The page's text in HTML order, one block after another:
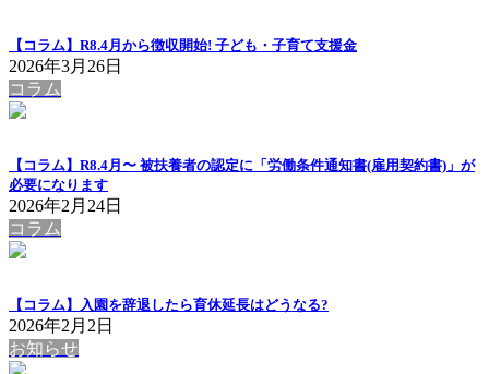
【コラム】R8.4月から徴収開始! 子ども・子育て支援金
2026年3月26日
コラム
【コラム】R8.4月〜 被扶養者の認定に「労働条件通知書(雇用契約書)」が
必要になります
2026年2月24日
コラム
【コラム】入園を辞退したら育休延長はどうなる?
2026年2月2日
お知らせ